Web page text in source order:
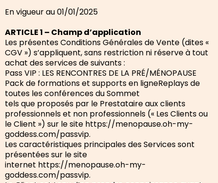
En vigueur au 01/01/2025
ARTICLE 1 – Champ d’application
Les présentes Conditions Générales de Vente (dites «
CGV ») s’appliquent, sans restriction ni réserve à tout
achat des services de suivants :
Pass VIP : LES RENCONTRES DE LA PRÉ/MÉNOPAUSE
Pack de formations et supports en ligneReplays de
toutes les conférences du Sommet
tels que proposés par le Prestataire aux clients
professionnels et non professionnels (« Les Clients ou
le Client ») sur le site https://menopause.oh-my-
goddess.com/passvip.
Les caractéristiques principales des Services sont
présentées sur le site
internet https://menopause.oh-my-
goddess.com/passvip.